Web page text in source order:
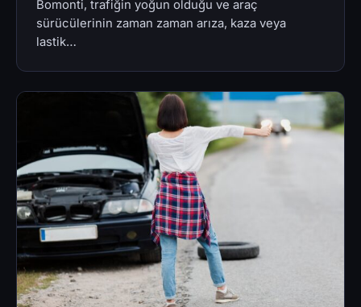
Bomonti, trafiğin yoğun olduğu ve araç
sürücülerinin zaman zaman arıza, kaza veya
lastik…